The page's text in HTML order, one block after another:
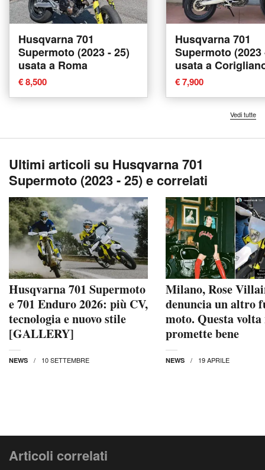
Husqvarna 701
Supermoto (2023 - 25)
usata a Roma
€ 8,500
Husqvarna 701
Supermoto (2023
usata a
Rossano
€ 7,900
Vedi tutte
Ultimi articoli su Husqvarna 701
Supermoto (2023 - 25) e correlati
Husqvarna 701 Supermoto
e 701 Enduro 2026: più CV,
tecnologia e nuovo stile
[GALLERY]
NEWS 10 SETTEMBRE
Milano, Rose
denuncia un altro
moto. Questa volta
promette bene
NEWS 19 APRILE
Articoli correlati